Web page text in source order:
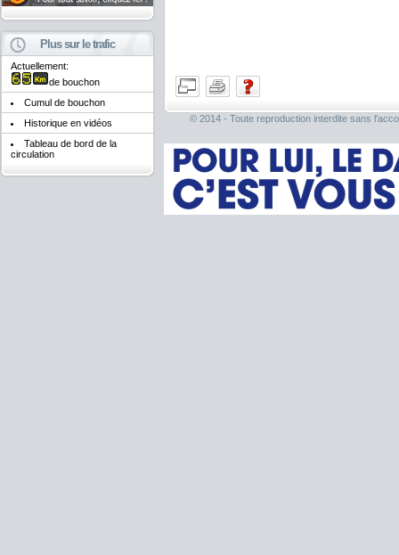
Plus sur le trafic
Actuellement:
de bouchon
Cumul de bouchon
Historique en vidéos
Tableau de bord de la
circulation
© 2014 - Toute reproduction interdite sans